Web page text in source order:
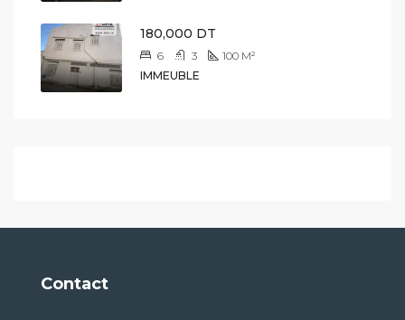
180,000 DT
6 3 100 M²
IMMEUBLE
Contact